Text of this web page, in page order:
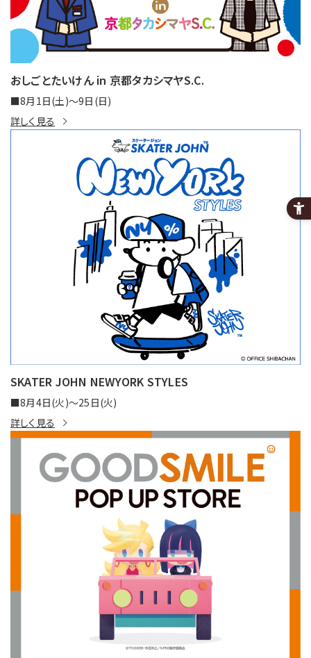
おしごとたいけん in 京都タカシマヤS.C.
■8月1日(土)〜9日(日)
詳しく見る
SKATER JOHN NEWYORK STYLES
■8月4日(火)〜25日(火)
詳しく見る